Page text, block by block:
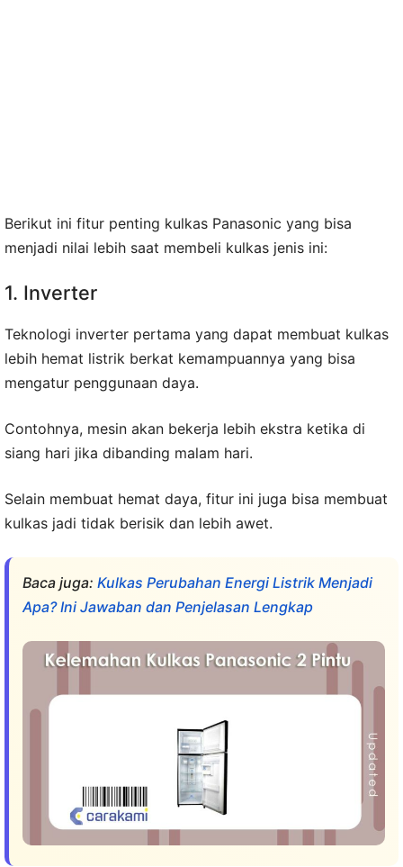
Berikut ini fitur penting kulkas Panasonic yang bisa
menjadi nilai lebih saat membeli kulkas jenis ini:
1. Inverter
Teknologi inverter pertama yang dapat membuat kulkas
lebih hemat listrik berkat kemampuannya yang bisa
mengatur penggunaan daya.
Contohnya, mesin akan bekerja lebih ekstra ketika di
siang hari jika dibanding malam hari.
Selain membuat hemat daya, fitur ini juga bisa membuat
kulkas jadi tidak berisik dan lebih awet.
Baca juga: Kulkas Perubahan Energi Listrik Menjadi
Apa? Ini Jawaban dan Penjelasan Lengkap